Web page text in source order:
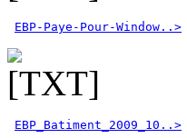
EBP-Paye-Pour-Window..>
EBP_Batiment_2009_10..>